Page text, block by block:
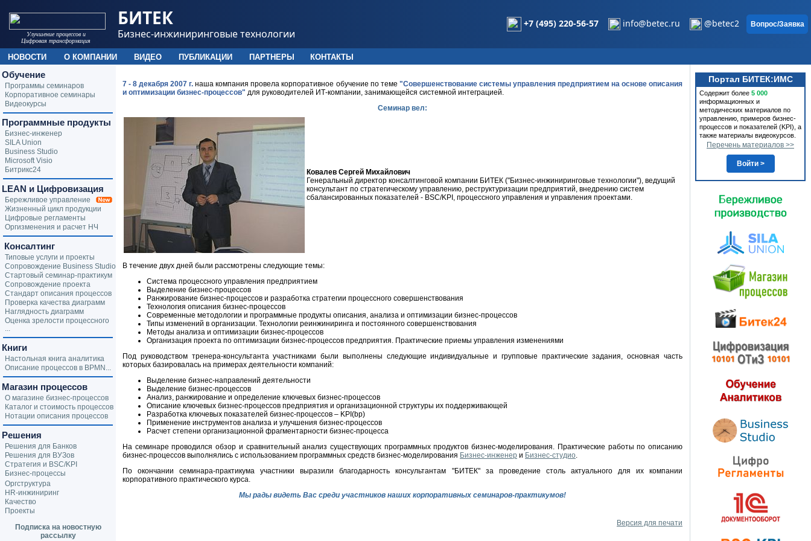
7 - 8 декабря 2007 г. наша компания провела корпоративное обучение по теме "Совершенствование системы управления предприятием на основе описания
и оптимизации бизнес-процессов" для руководителей ИТ-компании, занимающейся системной интеграцией.
Семинар вел:
Ковалев Сергей Михайлович
Генеральный директор консалтинговой компании БИТЕК ("Бизнес-инжиниринговые технологии"), ведущий
консультант по стратегическому управлению, реструктуризации предприятий, внедрению систем
сбалансированных показателей - BSC/KPI, процессного управления и управления проектами.
В течение двух дней были рассмотрены следующие темы:
Система процессного управления предприятием
Выделение бизнес-процессов
Ранжирование бизнес-процессов и разработка стратегии процессного совершенствования
Технология описания бизнес-процессов
Современные методологии и программные продукты описания, анализа и оптимизации бизнес-процессов
Типы изменений в организации. Технологии реинжиниринга и постоянного совершенствования
Методы анализа и оптимизации бизнес-процессов
Организация проекта по оптимизации бизнес-процессов предприятия. Практические приемы управления изменениями
Под руководством тренера-консультанта участниками были выполнены следующие индивидуальные и групповые практические задания, основная часть
которых базировалась на примерах деятельности компаний:
Выделение бизнес-направлений деятельности
Выделение бизнес-процессов
Анализ, ранжирование и определение ключевых бизнес-процессов
Описание ключевых бизнес-процессов предприятия и организационной структуры их поддерживающей
Разработка ключевых показателей бизнес-процессов – KPI(bp)
Применение инструментов анализа и улучшения бизнес-процессов
Расчет степени организационной фрагментарности бизнес-процесса
На семинаре проводился обзор и сравнительный анализ существующих программных продуктов бизнес-моделирования. Практические работы по описанию
бизнес-процессов выполнялись с использованием программных средств бизнес-моделирования Бизнес-инженер и Бизнес-студио.
По окончании семинара-практикума участники выразили благодарность консультантам "БИТЕК" за проведение столь актуального для их компании
корпоративного практического курса.
Мы рады видеть Вас среди участников наших корпоративных семинаров-практикумов!
Версия для печати
Портал БИТЕК:ИМС
Содержит более 5 000
информационных и
методических материалов по
управлению, примеров бизнес-
процессов и показателей (KPI), а
также материалы видеокурсов.
Перечень материалов >>
Войти >
Обучение
Программы семинаров
Корпоративное семинары
Видеокурсы
Программные продукты
Бизнес-инженер
SILA Union
Business Studio
Microsoft Visio
Битрикс24
LEAN и Цифровизация
Бережливое управление
Жизненный цикл продукции
Цифровые регламенты
Оргизменения и расчет НЧ
Консалтинг
Типовые услуги и проекты
Сопровождение Business Studio
Стартовый семинар-практикум
Сопровождение проекта
Стандарт описания процессов
Проверка качества диаграмм
Наглядность диаграмм
Оценка зрелости процессного
...
Книги
Настольная книга аналитика
Описание процессов в BPMN...
Магазин процессов
О магазине бизнес-процессов
Каталог и стоимость процессов
Нотации описания процессов
Решения
Решения для Банков
Решения для ВУЗов
Стратегия и BSC/KPI
Бизнес-процессы
Оргструктура
HR-инжиниринг
Качество
Проекты
Подписка на новостную
рассылку
Улучшение процессов и
Цифровая трансформация
БИТЕК
Бизнес-инжиниринговые технологии
+7 (495) 220-56-57 info@betec.ru @betec2 Вопрос/Заявка
НОВОСТИ О КОМПАНИИ ВИДЕО ПУБЛИКАЦИИ ПАРТНЕРЫ КОНТАКТЫ